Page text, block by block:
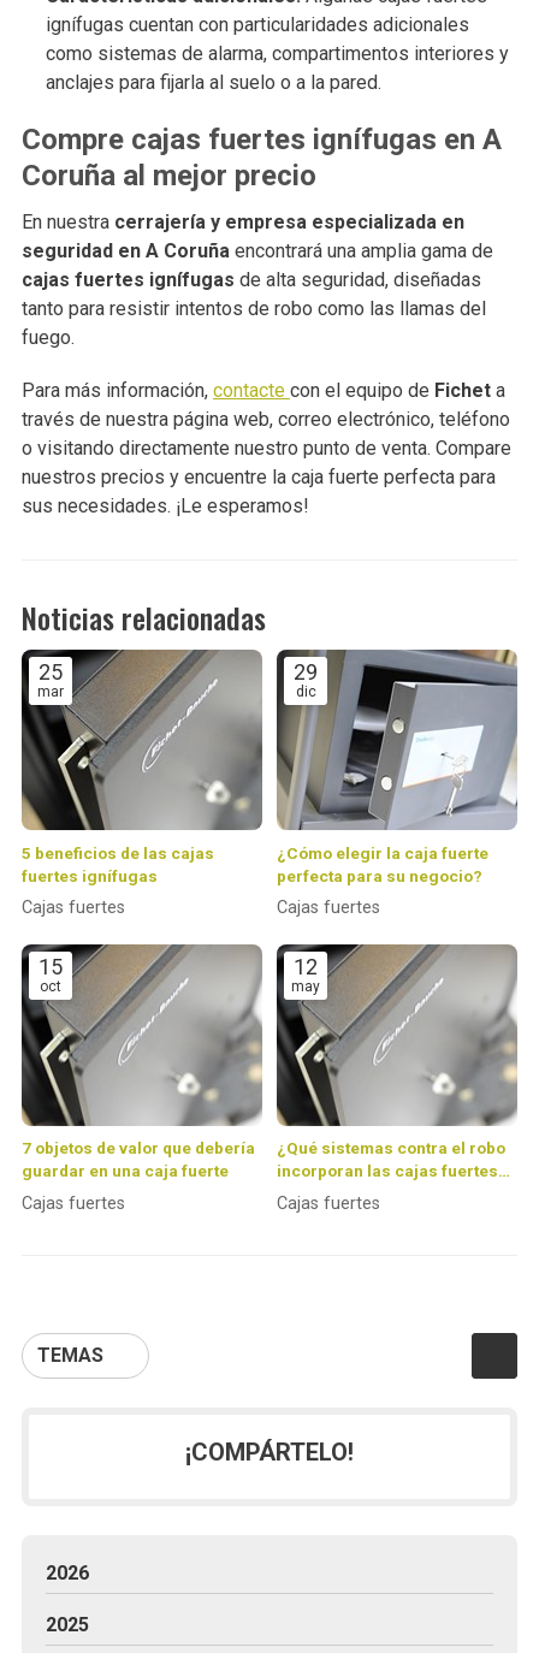
TEMAS
ignífugas cuentan con particularidades adicionales
como sistemas de alarma, compartimentos interiores y
anclajes para fijarla al suelo o a la pared.
Compre cajas fuertes ignífugas en A
Coruña al mejor precio
En nuestra cerrajería y empresa especializada en
seguridad en A Coruñaencontrará una amplia gama de
cajas fuertes ignífugas de alta seguridad, diseñadas
tanto para resistir intentos de robo como las llamas del
fuego.
Para más información, contacte con el equipo de Fichet a
través de nuestra página web, correo electrónico, teléfono
o visitando directamente nuestro punto de venta. Compare
nuestros precios y encuentre la caja fuerte perfecta para
sus necesidades. ¡Le esperamos!
Noticias relacionadas
25
mar
5 beneficios de las cajas
fuertes ignífugas
Cajas fuertes
29
dic
¿Cómo elegir la caja fuerte
perfecta para su negocio?
Cajas fuertes
15
oct
7 objetos de valor que debería
guardar en una caja fuerte
Cajas fuertes
12
may
¿Qué sistemas contra el robo
incorporan las cajas fuertes
de Fichet?
Cajas fuertes
¡COMPÁRTELO!
2026
2025